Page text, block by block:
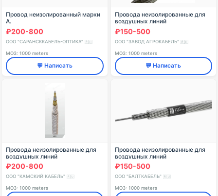
Провод неизолированный марки
А.
₽200-800
ООО "САРАНСККАБЕЛЬ-ОПТИКА" 🇷🇺
МОЗ: 1000 meters
💬 Написать
Провода неизолированные для
воздушных линий
электропередачи, на
номинальное переменное
напряжение от 50 до 1000 В,
₽150-500
ООО "ЗАВОД АГРОКАБЕЛЬ" 🇷🇺
МОЗ: 1000 meters
💬 Написать
Провода неизолированные для
воздушных линий
электропередач марки АСКС
₽200-800
ООО "КАМСКИЙ КАБЕЛЬ" 🇷🇺
МОЗ: 1000 meters
Провода неизолированные для
воздушных линий
электропередачи марки АС
₽150-500
ООО "БАЛТКАБЕЛЬ" 🇷🇺
МОЗ: 1000 meters